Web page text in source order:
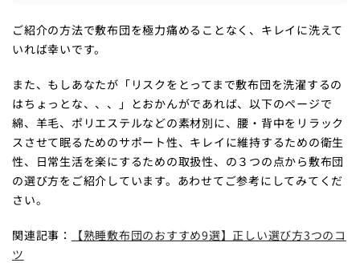
ご紹介の方法で敷布団を極力痛めることなく、キレイに洗えて
いれば幸いです。
また、もしあなたが「リスクをとってまで敷布団を洗濯するの
はちょっとな、、、」とおかんがであれば、以下のページで
綿、羊毛、ポリエステルなどの素材別に、腰・背中をリラック
スさせて眠るためのサポート性、キレイに維持するための衛生
性、日常生活を楽にするための取扱性、の３つの点から敷布団
の選び方をご紹介しています。あわせてご参考にしてみてくだ
さい。
関連記事：
【熟睡敷布団のおすすめ9選】正しい選び方3つのコ
ツ